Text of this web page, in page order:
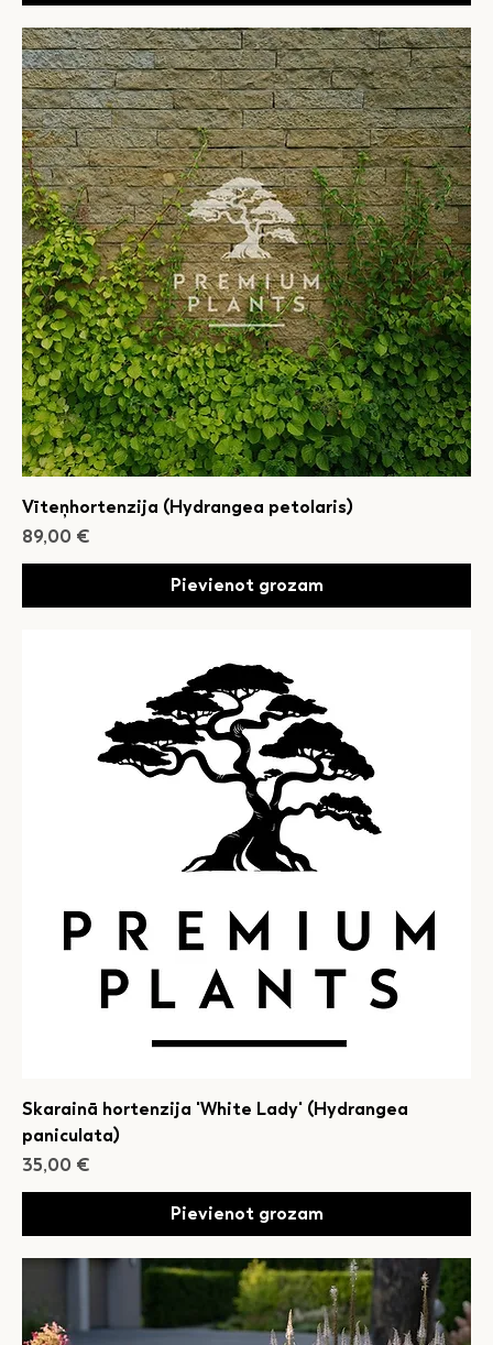
Vīteņhortenzija (Hydrangea petolaris)
Cena
89,00 €
Pievienot grozam
Skarainā hortenzija 'White Lady' (Hydrangea
paniculata)
Cena
35,00 €
Pievienot grozam